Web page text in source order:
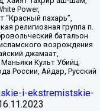
Power,
“Красный пахарь”,
религиозная группа п.
батальон
возрождения
джамаат,
Культ Убийц,
России, Айдар, Русский
i-ekstremistskie-